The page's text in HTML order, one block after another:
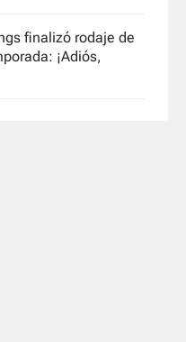
finalizó rodaje de
¡Adiós,